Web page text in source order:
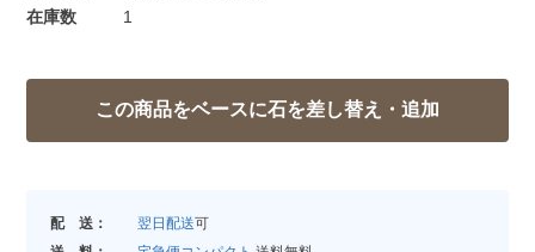
在庫数
1
配 送： 翌日配送可